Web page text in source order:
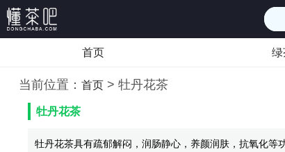
首页 绿
当前位置： 首页> 牡丹花茶
牡丹花茶
牡丹花茶具有疏郁解闷，润肠静心，养颜润肤，抗氧化